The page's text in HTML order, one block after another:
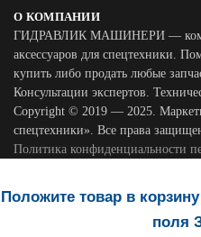
О КОМПАНИИ
ГИДРАВЛИК МАШИНЕРИ —
аксессуаров для спецтехники.
купить либо продать любые
Консультации экспертов.
Copyright © 2019 — 2025.
спецтехники». Все права
Политика конфиденциальности
Положите товар в
поля